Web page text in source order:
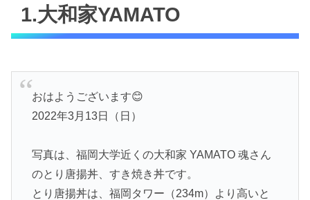
1.大和家YAMATO
おはようございます😊
2022年3月13日（日）
写真は、福岡大学近くの大和家 YAMATO 魂さん
のとり唐揚丼、すき焼き丼です。
とり唐揚丼は、福岡タワー（234m）より高いと